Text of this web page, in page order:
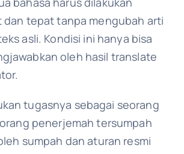
dan tepat tanpa mengubah arti
asli. Kondisi ini hanya bisa
oleh hasil translate
tugasnya sebagai seorang
penerjemah tersumpah
sumpah dan aturan resmi